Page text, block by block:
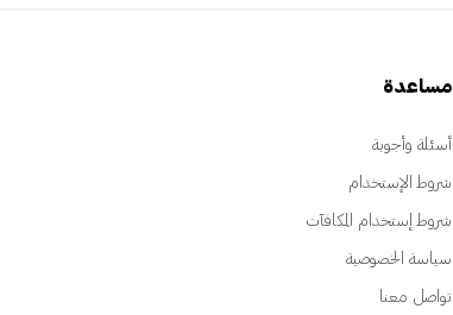
مساعدة
أسئلة وأجوبة
شروط الإستخدام
شروط إستخدام المكافآت
سياسة الخصوصية
تواصل معنا